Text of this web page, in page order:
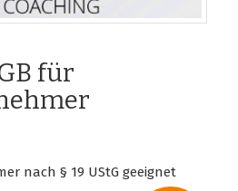
für
nach § 19 UStG geeignet